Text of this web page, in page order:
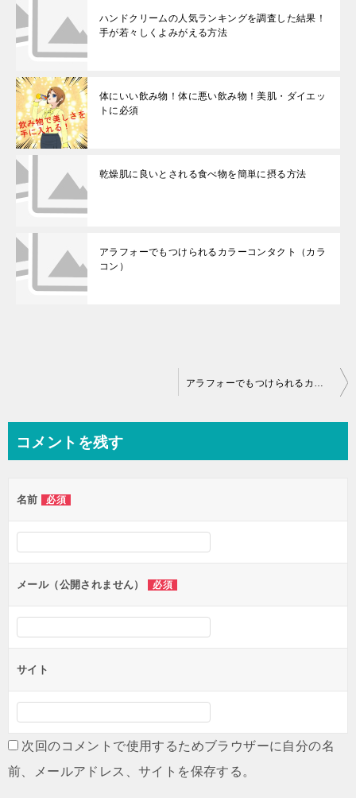
ハンドクリームの人気ランキングを調査した結果！
手が若々しくよみがえる方法
体にいい飲み物！体に悪い飲み物！美肌・ダイエッ
トに必須
乾燥肌に良いとされる食べ物を簡単に摂る方法
アラフォーでもつけられるカラーコンタクト（カラ
コン）
ビ
ー
シ
ン
アラフォーでもつけられるカラーコンタクト（カラコン）
コメントを残す
名前 必須
メール（公開されません） 必須
サイト
次回のコメントで使用するためブラウザーに自分の名
前、メールアドレス、サイトを保存する。